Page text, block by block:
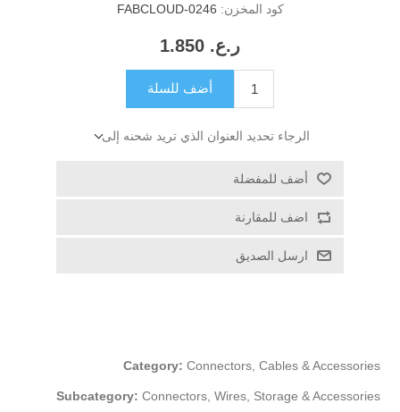
كود المخزن: FABCLOUD-0246
ر.ع.‏‏ 1.850
أضف للسلة
الرجاء تحديد العنوان الذي تريد شحنه إلى
أضف للمفضلة
اضف للمقارنة
ارسل الصديق
Category: Connectors, Cables & Accessories
Subcategory: Connectors, Wires, Storage & Accessories